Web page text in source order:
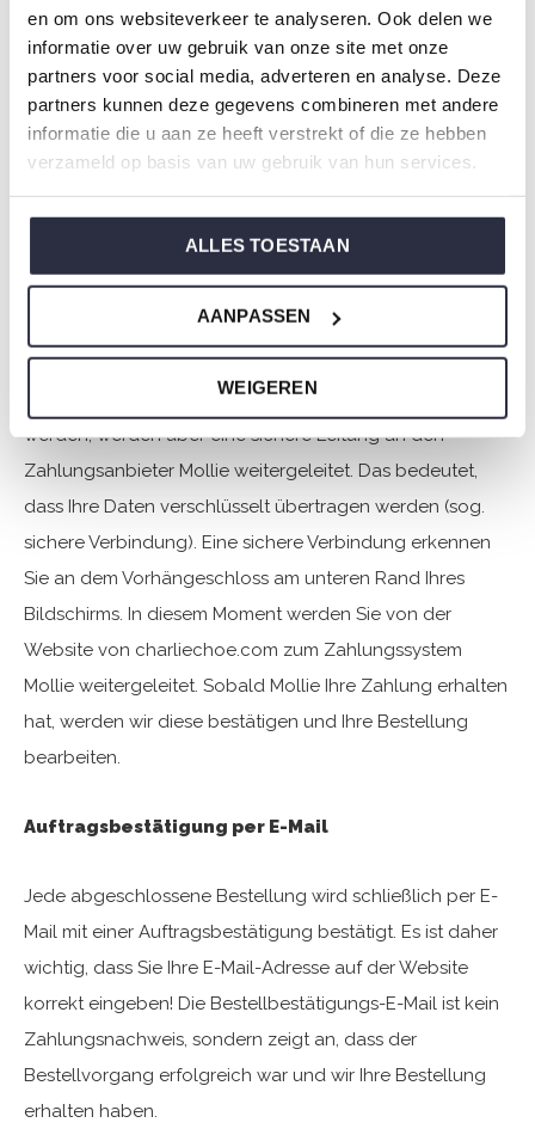
en om ons websiteverkeer te analyseren. Ook delen we
informatie over uw gebruik van onze site met onze
partners voor social media, adverteren en analyse. Deze
partners kunnen deze gegevens combineren met andere
informatie die u aan ze heeft verstrekt of die ze hebben
verzameld op basis van uw gebruik van hun services.
ALLES TOESTAAN
AANPASSEN
WEIGEREN
Offline-Zahlung
Bei Verwendung einer Offline-Zahlungsmethode kann es
einige Arbeitstage dauern, bis wir Ihre Zahlung erhalten.
Da Ihre Bestellung erst nach Zahlungseingang bei uns
einkalkulieren. Unsere Kontonummer ist NL47 INGB 0005
Unser Dienstleistungspartner Mollie.nl
Alle Zahlungen, die über charliechoe.com getätigt
werden, werden über eine sichere Leitung an den
Zahlungsanbieter Mollie weitergeleitet. Das bedeutet,
dass Ihre Daten verschlüsselt übertragen werden (sog.
sichere Verbindung). Eine sichere Verbindung erkennen
Sie an dem Vorhängeschloss am unteren Rand Ihres
Bildschirms. In diesem Moment werden Sie von der
Website von charliechoe.com zum Zahlungssystem
Mollie weitergeleitet. Sobald Mollie Ihre Zahlung erhalten
hat, werden wir diese bestätigen und Ihre Bestellung
bearbeiten.
Auftragsbestätigung per E-Mail
Jede abgeschlossene Bestellung wird schließlich per E-
Mail mit einer Auftragsbestätigung bestätigt. Es ist daher
wichtig, dass Sie Ihre E-Mail-Adresse auf der Website
korrekt eingeben! Die Bestellbestätigungs-E-Mail ist kein
Zahlungsnachweis, sondern zeigt an, dass der
Bestellvorgang erfolgreich war und wir Ihre Bestellung
erhalten haben.